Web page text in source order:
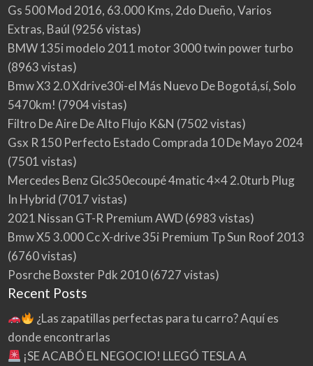
Gs 500 Mod 2016, 63.000 Kms, 2do Dueño, Varios
Extras, Baúl (9256 vistas)
BMW 135i modelo 2011 motor 3000 twin power turbo
(8963 vistas)
Bmw X3 2.0 Xdrive30i-el Más Nuevo De Bogotá,sí, Solo
5470km! (7904 vistas)
Filtro De Aire De Alto Flujo K&N (7502 vistas)
Gsx R 150 Perfecto Estado Comprada 10 De Mayo 2024
(7501 vistas)
Mercedes Benz Glc350ecoupé 4matic 4×4 2.0turb Plug
In Hybrid (7017 vistas)
2021 Nissan GT-R Premium AWD(6983 vistas)
Bmw X5 3.000 Cc X-drive 35i Premium Tp Sun Roof 2013
(6760 vistas)
Posrche Boxster Pdk 2010(6727 vistas)
Recent Posts
¿Las zapatillas perfectas para tu carro? Aquí es
donde encontrarlas
¡SE ACABÓ EL NEGOCIO! LLEGÓ TESLA A